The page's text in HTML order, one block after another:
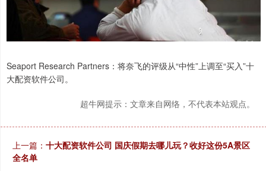
Seaport Research Partners：将奈飞的评级从“中性”上调至“买入”十
大配资软件公司。
超牛网提示：文章来自网络，不代表本站观点。
上一篇： 十大配资软件公司 国庆假期去哪儿玩？收好这份5A景区
全名单